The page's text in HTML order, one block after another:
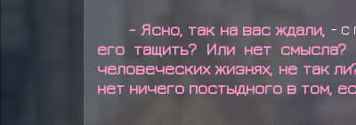
- Ясно, так на вас ждали, - с
его тащить? Или нет
человеческих жизнях, не так
нет ничего постыдного в том,